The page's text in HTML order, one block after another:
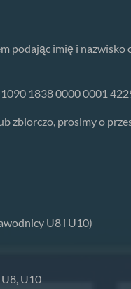
podając imię i
1838 0000 0001
zbiorczo, prosimy o
U8 i U10)
U10